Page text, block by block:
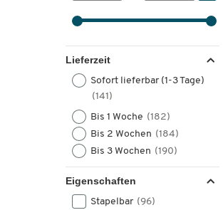
Lieferzeit
Sofort lieferbar (1-3 Tage)
(141)
Bis 1 Woche (182)
Bis 2 Wochen (184)
Bis 3 Wochen (190)
Eigenschaften
Stapelbar (96)